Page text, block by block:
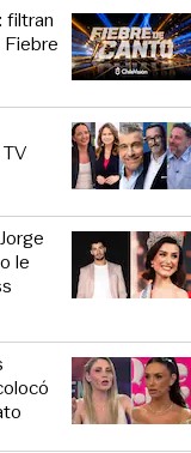
filtran
le